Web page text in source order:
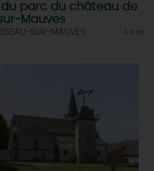
parc du château de
Mauves
SUR-MAUVES À 10 KM